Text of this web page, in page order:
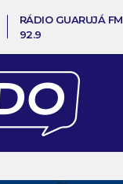
RÁDIO GUARUJÁ FM
92.9